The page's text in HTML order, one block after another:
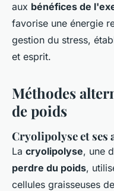
aux bénéfices de
favorise une énergie
gestion du stress,
et esprit.
Méthodes
de poids
Cryolipolyse et ses
La cryolipolyse, une
perdre du poids,
cellules graisseuses